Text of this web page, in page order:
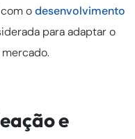
odesenvolvimento
para adaptar o
e